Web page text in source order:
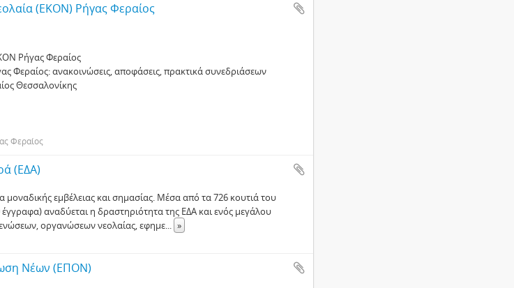
(ΕΚΟΝ) Ρήγας Φεραίος
Ρήγας Φεραίος
Φεραίος: ανακοινώσεις, αποφάσεις, πρακτικά συνεδριάσεων
Θεσσαλονίκης
Φεραίος
(ΕΔΑ)
µοναδικής εµβέλειας και σηµασίας. Μέσα από τα 726 κουτιά του
αναδύεται η δραστηριότητα της ΕΔΑ και ενός µεγάλου
οργανώσεων νεολαίας, εφηµε... »
Νέων (ΕΠΟΝ)